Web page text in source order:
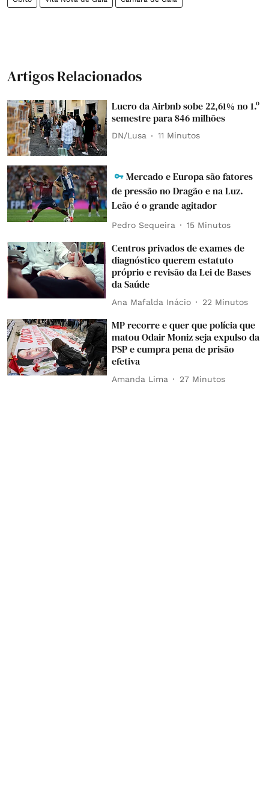
Artigos Relacionados
Lucro da Airbnb sobe 22,61% no 1.º
semestre para 846 milhões
DN/Lusa 11 Minutos
Mercado e Europa são fatores
de pressão no Dragão e na Luz.
Leão é o grande agitador
Pedro Sequeira 15 Minutos
Centros privados de exames de
diagnóstico querem estatuto
próprio e revisão da Lei de Bases
da Saúde
Ana Mafalda Inácio 22 Minutos
MP recorre e quer que polícia que
matou Odair Moniz seja expulso da
PSP e cumpra pena de prisão
efetiva
Amanda Lima 27 Minutos